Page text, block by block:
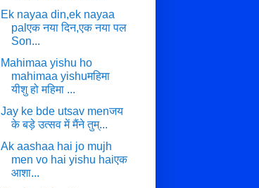
Ek nayaa din,ek nayaa
palएक नया दिन,एक नया पल
Son...
Mahimaa yishu ho
mahimaa yishuमहिमा
यीशु हो महिमा ...
Jay ke bde utsav menजय
के बड़े उत्सव में मैंने तुम्...
Ak aashaa hai jo mujh
men vo hai yishu haiएक
आशा...